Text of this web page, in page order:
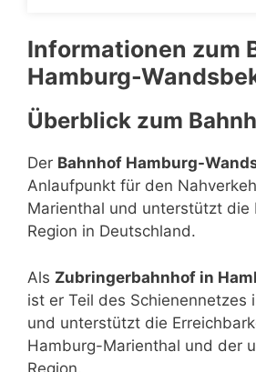
Informationen zum
Hamburg-
Überblick zum
Der Bahnhof Hamburg-
Anlaufpunkt für den
Marienthal und unterstützt die
Region in Deutschland.
Als Zubringerbahnhof in
ist er Teil des Schienennetzes
und unterstützt die
Hamburg-Marienthal und der
Region.